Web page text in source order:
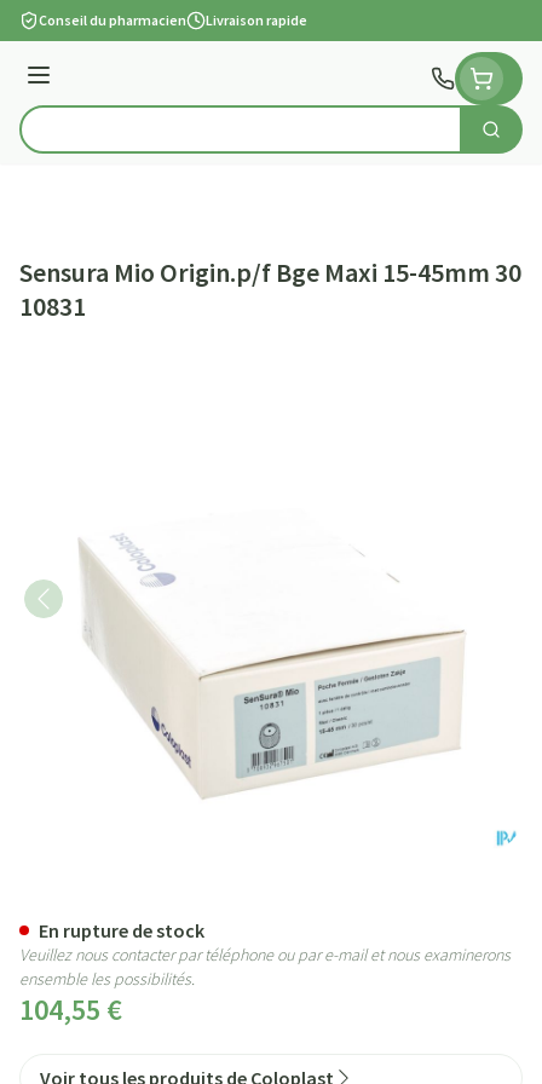
Aller au contenu
Conseil du pharmacien Livraison rapide
Menu
Rechercher
Sensura Mio Origin.p/f Bge Maxi 15-45mm 30
10831
104,55 €
En rupture de stock
Veuillez nous contacter par téléphone ou par e-mail et nous examinerons
ensemble les possibilités.
Voir tous les produits de Coloplast